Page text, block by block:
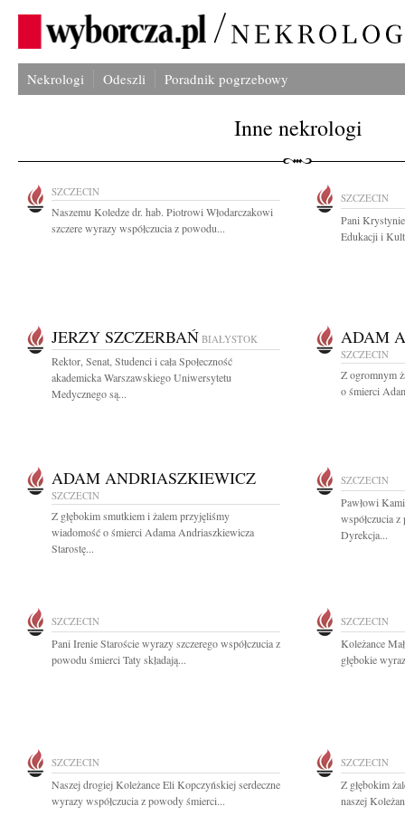
Nekrologi Odeszli Poradnik pogrzebowy
Inne nekrologi
SZCZECIN
Naszemu Koledze dr. hab. Piotrowi Włodarczakowi
szczere wyrazy współczucia z powodu...
SZCZECIN
Pani
Edukacji i
JERZY SZCZERBAŃ BIAŁYSTOK
Rektor, Senat, Studenci i cała Społeczność
akademicka Warszawskiego Uniwersytetu
Medycznego są...
ADAM
SZCZECIN
Z ogromnym
o śmierci
ADAM ANDRIASZKIEWICZ
SZCZECIN
Z głębokim smutkiem i żalem przyjęliśmy
wiadomość o śmierci Adama Andriaszkiewicza
Starostę...
SZCZECIN
Pawłowi
współczucia
Dyrekcja...
SZCZECIN
Pani Irenie Staroście wyrazy szczerego współczucia z
powodu śmierci Taty składają...
SZCZECIN
Koleżance
głębokie
SZCZECIN
Naszej drogiej Koleżance Eli Kopczyńskiej serdeczne
wyrazy współczucia z powody śmierci...
SZCZECIN
Z głębokim
naszej